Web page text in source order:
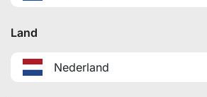
Land
Nederland